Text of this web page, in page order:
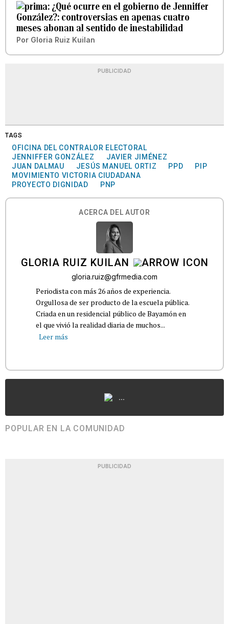
¿Qué ocurre en el gobierno de Jenniffer
González?: controversias en apenas cuatro
meses abonan al sentido de inestabilidad
Por Gloria Ruiz Kuilan
PUBLICIDAD
TAGS
OFICINA DEL CONTRALOR ELECTORAL
JENNIFFER GONZÁLEZ
JAVIER JIMÉNEZ
JUAN DALMAU
JESÚS MANUEL ORTIZ PPD
PIP
MOVIMIENTO VICTORIA CIUDADANA
PROYECTO DIGNIDAD
PNP
ACERCA DEL AUTOR
GLORIA RUIZ KUILAN
gloria.ruiz@gfrmedia.com
Periodista con más 26 años de experiencia.
Orgullosa de ser producto de la escuela pública.
Criada en un residencial público de Bayamón en
el que vivió la realidad diaria de muchos...
Leer más
...
POPULAR EN LA COMUNIDAD
PUBLICIDAD